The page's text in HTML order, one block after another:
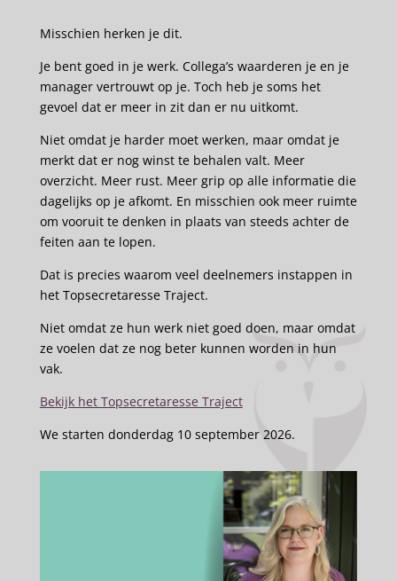
Misschien herken je dit.
Je bent goed in je werk. Collega’s waarderen je en je
manager vertrouwt op je. Toch heb je soms het
gevoel dat er meer in zit dan er nu uitkomt.
Niet omdat je harder moet werken, maar omdat je
merkt dat er nog winst te behalen valt. Meer
overzicht. Meer rust. Meer grip op alle informatie die
dagelijks op je afkomt. En misschien ook meer ruimte
om vooruit te denken in plaats van steeds achter de
feiten aan te lopen.
Dat is precies waarom veel deelnemers instappen in
het Topsecretaresse Traject.
Niet omdat ze hun werk niet goed doen, maar omdat
ze voelen dat ze nog beter kunnen worden in hun
vak.
Bekijk het Topsecretaresse Traject
We starten donderdag 10 september 2026.